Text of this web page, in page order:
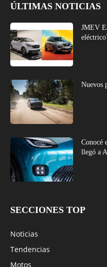
ÚLTIMAS NOTICIAS
JMEV
Nuevos
Conocé
llegó a
SECCIONES TOP
Noticias
Tendencias
Motos